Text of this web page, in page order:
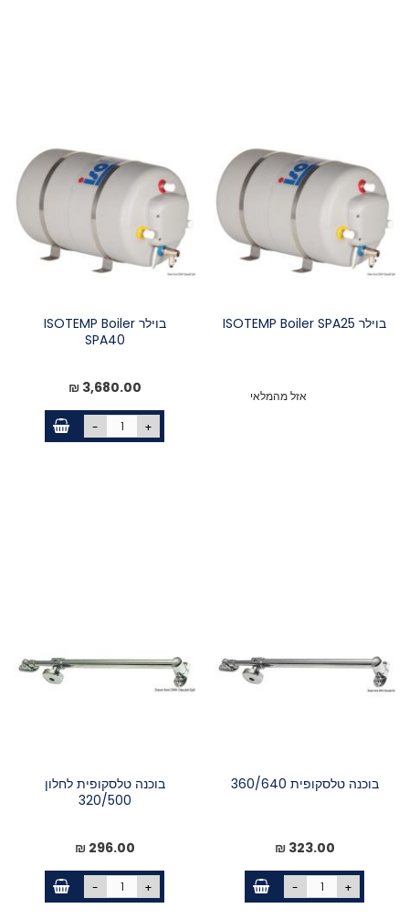
בוילר ISOTEMP Boiler SPA25
אזל מהמלאי
בוילר ISOTEMP Boiler
SPA40
3,680.00 ₪
- +
בוכנה טלסקופית 360/640
323.00 ₪
- +
בוכנה טלסקופית לחלון
320/500
296.00 ₪
- +